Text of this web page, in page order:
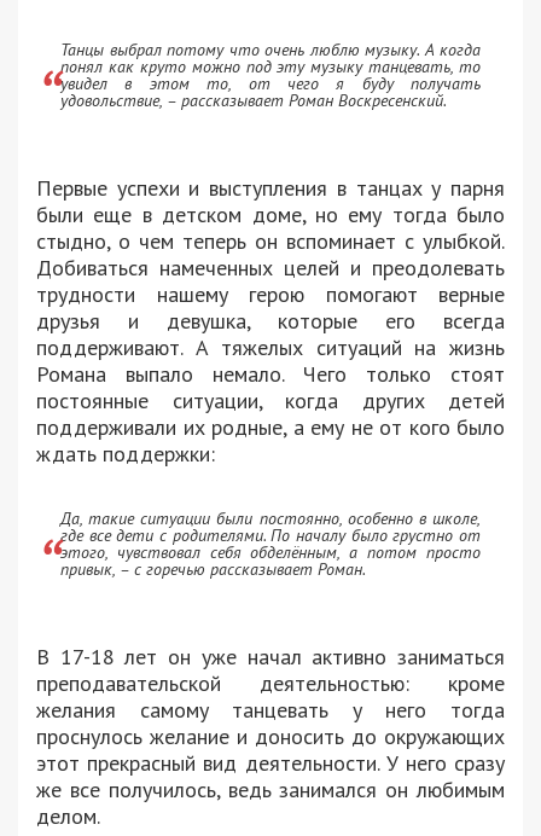
Танцы выбрал потому что очень люблю музыку. А когда
понял как круто можно под эту музыку танцевать, то
увидел в этом то, от чего я буду получать
удовольствие, – рассказывает Роман Воскресенский.
Первые успехи и выступления в танцах у парня
были еще в детском доме, но ему тогда было
стыдно, о чем теперь он вспоминает с улыбкой.
Добиваться намеченных целей и преодолевать
трудности нашему герою помогают верные
друзья и девушка, которые его всегда
поддерживают. А тяжелых ситуаций на жизнь
Романа выпало немало. Чего только стоят
постоянные ситуации, когда других детей
поддерживали их родные, а ему не от кого было
ждать поддержки:
Да, такие ситуации были постоянно, особенно в школе,
где все дети с родителями. По началу было грустно от
этого, чувствовал себя обделённым, а потом просто
привык, – с горечью рассказывает Роман.
В 17-18 лет он уже начал активно заниматься
преподавательской деятельностью: кроме
желания самому танцевать у него тогда
проснулось желание и доносить до окружающих
этот прекрасный вид деятельности. У него сразу
же все получилось, ведь занимался он любимым
делом.